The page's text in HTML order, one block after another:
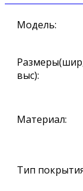
Модель:
выс):
Материал:
Тип